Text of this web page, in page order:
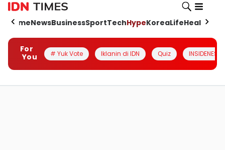
HomeNewsBusinessSportTechHypeKoreaLifeHealth
For
You
# Yuk Vote Iklanin di IDN Quiz INSIDENESIA